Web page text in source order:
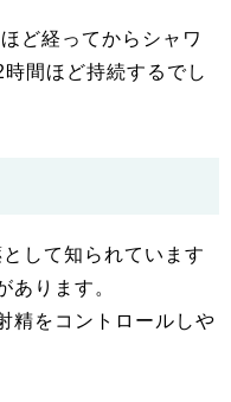
ど経ってからシャワ
間ほど持続するでし
して知られています
あります。
精をコントロールしや